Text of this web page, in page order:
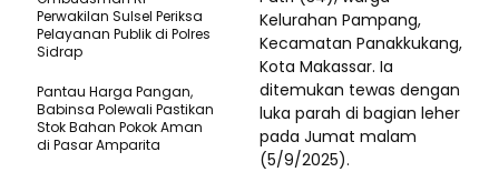
Kelurahan Pampang,
Kecamatan Panakkukang,
Kota Makassar. Ia
ditemukan tewas dengan
luka parah di bagian leher
pada Jumat malam
(5/9/2025).
Perwakilan Sulsel Periksa
Pelayanan Publik di Polres
Sidrap
Pantau Harga Pangan,
Babinsa Polewali Pastikan
Stok Bahan Pokok Aman
di Pasar Amparita